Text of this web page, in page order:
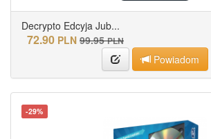
Decrypto Edcyja Jub...
72.90 PLN 99.95 PLN
Powiadom
-29%